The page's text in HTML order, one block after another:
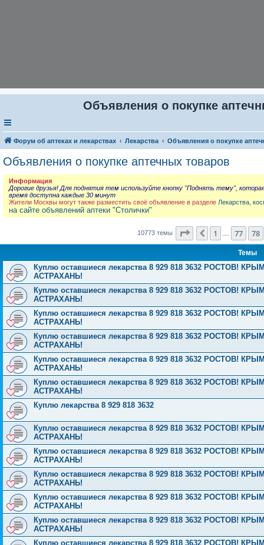
Объявления о покупке
Форум об аптеках и лекарствах Лекарства Объявления о покупке
Объявления о покупке аптечных товаров
Информация
Дорогие друзья! Для поднятия тем используйте кнопку "Поднять тему",
время доступна каждые 30 минут
Жители Москвы могут также разместить своё объявление в разделе Лекарства,
на сайте объявлений аптеки "Столички"
10773 темы Страница 79из 431
Пред.
1 77 78
Темы
Куплю оставшиеся лекарства 8 929 818 3632 РОСТОВ!
АСТРАХАНЬ!
Куплю оставшиеся лекарства 8 929 818 3632 РОСТОВ!
АСТРАХАНЬ!
Куплю оставшиеся лекарства 8 929 818 3632 РОСТОВ!
АСТРАХАНЬ!
Куплю оставшиеся лекарства 8 929 818 3632 РОСТОВ!
АСТРАХАНЬ!
Куплю оставшиеся лекарства 8 929 818 3632 РОСТОВ!
АСТРАХАНЬ!
Куплю оставшиеся лекарства 8 929 818 3632 РОСТОВ!
АСТРАХАНЬ!
Куплю лекарства 8 929 818 3632
Куплю оставшиеся лекарства 8 929 818 3632 РОСТОВ!
АСТРАХАНЬ!
Куплю оставшиеся лекарства 8 929 818 3632 РОСТОВ!
АСТРАХАНЬ!
Куплю оставшиеся лекарства 8 929 818 3632 РОСТОВ!
АСТРАХАНЬ!
Куплю оставшиеся лекарства 8 929 818 3632 РОСТОВ!
АСТРАХАНЬ!
Куплю оставшиеся лекарства 8 929 818 3632 РОСТОВ!
АСТРАХАНЬ!
Куплю оставшиеся лекарства 8 929 818 3632 РОСТОВ!